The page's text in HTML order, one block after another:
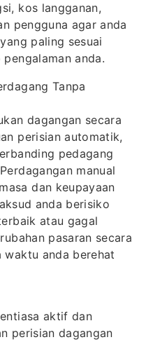
kos langganan,
pengguna agar anda
paling sesuai
anda.
Tanpa
dagangan secara
perisian automatik,
pedagang
manual
dan keupayaan
anda berisiko
atau gagal
pasaran secara
waktu anda berehat
aktif dan
perisian dagangan